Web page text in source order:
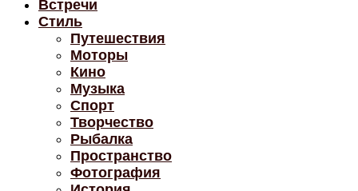
Встречи
Стиль
Путешествия
Моторы
Кино
Музыка
Спорт
Творчество
Рыбалка
Пространство
Фотография